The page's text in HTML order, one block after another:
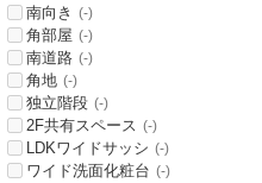
南向き (-)
角部屋 (-)
南道路 (-)
角地 (-)
独立階段 (-)
2F共有スペース (-)
LDKワイドサッシ (-)
ワイド洗面化粧台 (-)